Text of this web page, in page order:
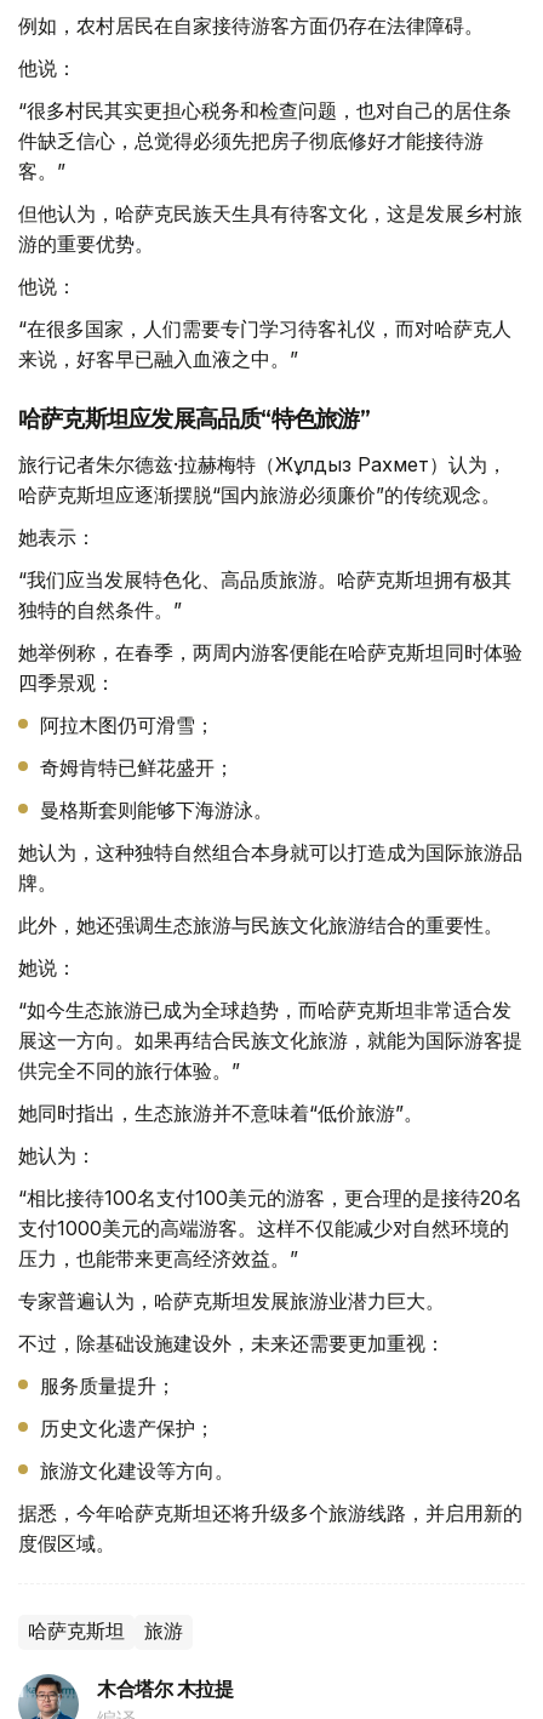
例如，农村居民在自家接待游客方面仍存在法律障碍。
他说：
“很多村民其实更担心税务和检查问题，也对自己的居住条
件缺乏信心，总觉得必须先把房子彻底修好才能接待游
客。”
但他认为，哈萨克民族天生具有待客文化，这是发展乡村旅
游的重要优势。
他说：
“在很多国家，人们需要专门学习待客礼仪，而对哈萨克人
来说，好客早已融入血液之中。”
哈萨克斯坦应发展高品质“特色旅游”
旅行记者朱尔德兹·拉赫梅特（Жұлдыз Рахмет）认为，
哈萨克斯坦应逐渐摆脱“国内旅游必须廉价”的传统观念。
她表示：
“我们应当发展特色化、高品质旅游。哈萨克斯坦拥有极其
独特的自然条件。”
她举例称，在春季，两周内游客便能在哈萨克斯坦同时体验
四季景观：
阿拉木图仍可滑雪；
奇姆肯特已鲜花盛开；
曼格斯套则能够下海游泳。
她认为，这种独特自然组合本身就可以打造成为国际旅游品
牌。
此外，她还强调生态旅游与民族文化旅游结合的重要性。
她说：
“如今生态旅游已成为全球趋势，而哈萨克斯坦非常适合发
展这一方向。如果再结合民族文化旅游，就能为国际游客提
供完全不同的旅行体验。”
她同时指出，生态旅游并不意味着“低价旅游”。
她认为：
“相比接待100名支付100美元的游客，更合理的是接待20名
支付1000美元的高端游客。这样不仅能减少对自然环境的
压力，也能带来更高经济效益。”
专家普遍认为，哈萨克斯坦发展旅游业潜力巨大。
不过，除基础设施建设外，未来还需要更加重视：
服务质量提升；
历史文化遗产保护；
旅游文化建设等方向。
据悉，今年哈萨克斯坦还将升级多个旅游线路，并启用新的
度假区域。
哈萨克斯坦 旅游
木合塔尔 木拉提